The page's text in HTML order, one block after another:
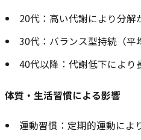
20代：高い代謝により分解
30代：バランス型持続（平
40代以降：代謝低下により
体質・生活習慣による影響
運動習慣：定期的運動に